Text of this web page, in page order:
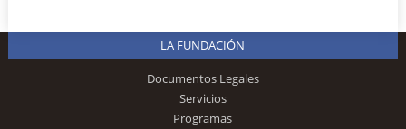
LA FUNDACIÓN
Documentos Legales
Servicios
Programas